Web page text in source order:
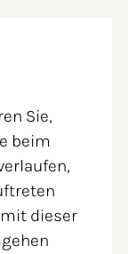
Sie,
beim
dieser